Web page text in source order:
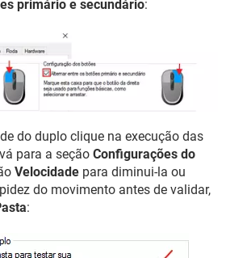
primário e secundário:
do duplo clique na execução das
para a seção Configurações do
Velocidade para diminui-la ou
do movimento antes de validar,
: